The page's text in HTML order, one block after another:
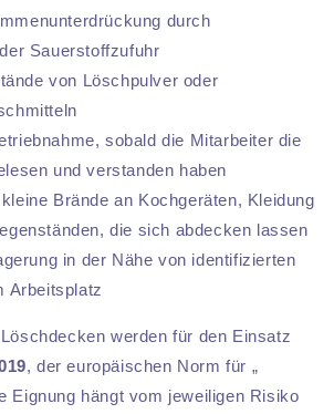
durch
Sauerstoffzufuhr
von Löschpulver oder
sobald die Mitarbeiter die
und verstanden haben
Brände an Kochgeräten, Kleidung
die sich abdecken lassen
in der Nähe von identifizierten
Arbeitsplatz
werden für den Einsatz
, der europäischen Norm für „
Eignung hängt vom jeweiligen Risiko